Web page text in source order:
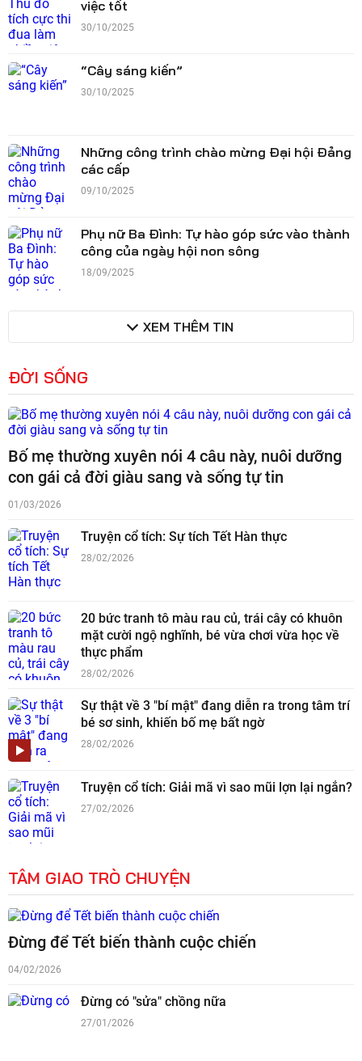
việc tốt
30/10/2025
“Cây sáng kiến”
30/10/2025
Những công trình chào mừng Đại hội Đảng
các cấp
09/10/2025
Phụ nữ Ba Đình: Tự hào góp sức vào thành
công của ngày hội non sông
18/09/2025
XEM THÊM TIN
ĐỜI SỐNG
Bố mẹ thường xuyên nói 4 câu này, nuôi dưỡng
con gái cả đời giàu sang và sống tự tin
01/03/2026
Truyện cổ tích: Sự tích Tết Hàn thực
28/02/2026
20 bức tranh tô màu rau củ, trái cây có khuôn
mặt cười ngộ nghĩnh, bé vừa chơi vừa học về
thực phẩm
28/02/2026
Sự thật về 3 "bí mật" đang diễn ra trong tâm trí
bé sơ sinh, khiến bố mẹ bất ngờ
28/02/2026
Truyện cổ tích: Giải mã vì sao mũi lợn lại ngắn?
27/02/2026
TÂM GIAO TRÒ CHUYỆN
Đừng để Tết biến thành cuộc chiến
04/02/2026
Đừng có "sửa" chồng nữa
27/01/2026